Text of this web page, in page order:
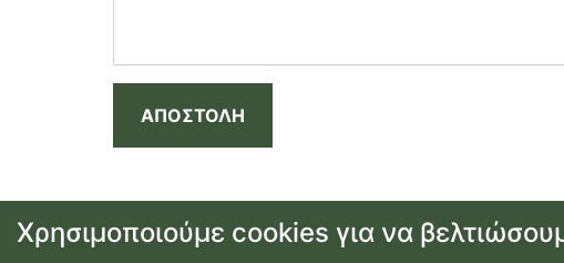
ΑΠΟΣΤΟΛΗ
Χρησιμοποιούμε cookies για να